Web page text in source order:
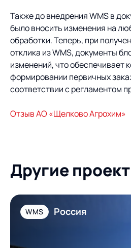
Также до внедрения WMS в
было вносить изменения на
обработки. Теперь, при
отклика из WMS, документы
изменений, что обеспечивает
формировании первичных
соответствии с регламентом
Отзыв АО «Щелково Агрохим»
Другие
WMS Россия